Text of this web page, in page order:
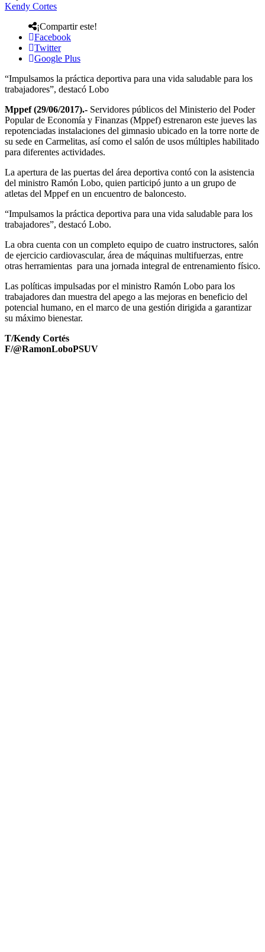
Kendy Cortes
¡Compartir este!
Facebook
Twitter
Google Plus
“Impulsamos la práctica deportiva para una vida saludable para los
trabajadores”, destacó Lobo
Mppef (29/06/2017).- Servidores públicos del Ministerio del Poder
Popular de Economía y Finanzas (Mppef) estrenaron este jueves las
repotenciadas instalaciones del gimnasio ubicado en la torre norte de
su sede en Carmelitas, así como el salón de usos múltiples habilitado
para diferentes actividades.
La apertura de las puertas del área deportiva contó con la asistencia
del ministro Ramón Lobo, quien participó junto a un grupo de
atletas del Mppef en un encuentro de baloncesto.
“Impulsamos la práctica deportiva para una vida saludable para los
trabajadores”, destacó Lobo.
La obra cuenta con un completo equipo de cuatro instructores, salón
de ejercicio cardiovascular, área de máquinas multifuerzas, entre
otras herramientas para una jornada integral de entrenamiento físico.
Las políticas impulsadas por el ministro Ramón Lobo para los
trabajadores dan muestra del apego a las mejoras en beneficio del
potencial humano, en el marco de una gestión dirigida a garantizar
su máximo bienestar.
T/Kendy Cortés
F/@RamonLoboPSUV